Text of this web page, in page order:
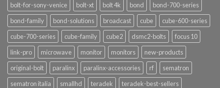
bolt-for-sony-venice
bolt-xt bolt 4k bond
bond-700-series
bond-family
bond-solutions broadcast cube
cube-600-series
cube-700-series
cube-family cube2 dsmc2-bolts
focus 10
link-pro
microwave monitor monitors
new-products
original-bolt
paralinx paralinx-accessories rf
sematron
sematron italia
smallhd teradek
teradek-best-sellers